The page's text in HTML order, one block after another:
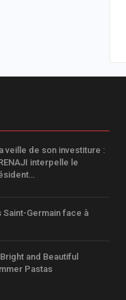
veille de son investiture :
interpelle le
Saint-Germain face à
and Beautiful
Pastas